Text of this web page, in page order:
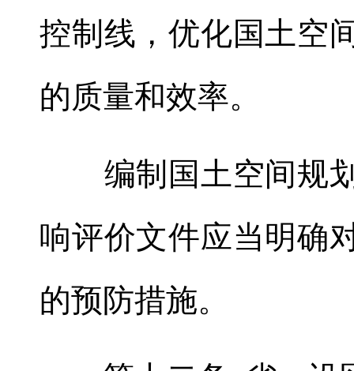
控制线 ，优化国土空
的质量和效率。
编制国土空间规
响评价文件应当明确
的预防措施。